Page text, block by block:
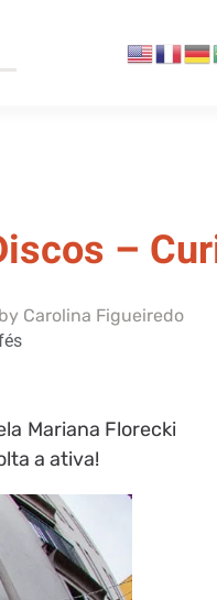
–
by Carolina Figueiredo
Mariana Florecki
a ativa!